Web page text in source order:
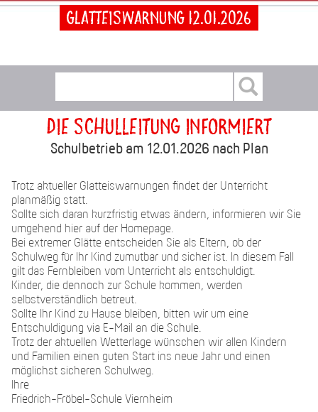
Glatteiswarnung 12.01.2026
Die Schulleitung informiert
Schulbetrieb am 12.01.2026 nach Plan
Trotz aktueller Glatteiswarnungen findet der Unterricht
planmäßig statt.
Sollte sich daran kurzfristig etwas ändern, informieren wir Sie
umgehend hier auf der Homepage.
Bei extremer Glätte entscheiden Sie als Eltern, ob der
Schulweg für Ihr Kind zumutbar und sicher ist. In diesem Fall
gilt das Fernbleiben vom Unterricht als entschuldigt.
Kinder, die dennoch zur Schule kommen, werden
selbstverständlich betreut.
Sollte Ihr Kind zu Hause bleiben, bitten wir um eine
Entschuldigung via E-Mail an die Schule.
Trotz der aktuellen Wetterlage wünschen wir allen Kindern
und Familien einen guten Start ins neue Jahr und einen
möglichst sicheren Schulweg.
Ihre
Friedrich-Fröbel-Schule Viernheim